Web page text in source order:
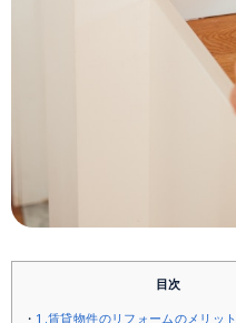
目次
1.賃貸物件のリフォームのメリット